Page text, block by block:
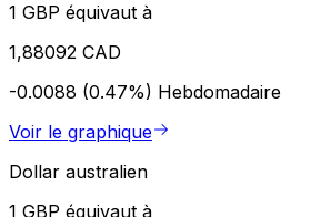
1 GBP équivaut à
1,88092 CAD
-0.0088 (0.47%) Hebdomadaire
Voir le graphique
Dollar australien
1 GBP équivaut à